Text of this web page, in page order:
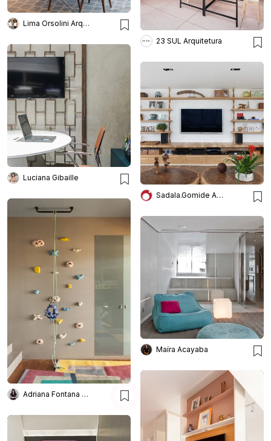
Lima Orsolini Arquitetura e Interiores
23 SUL Arquitetura
Luciana Gibaille
Sadala.Gomide Arquitetura
Adriana Fontana Design
Maíra Acayaba